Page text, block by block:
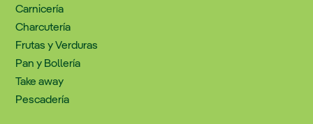
Carnicería
Charcutería
Frutas y Verduras
Pan y Bollería
Take away
Pescadería